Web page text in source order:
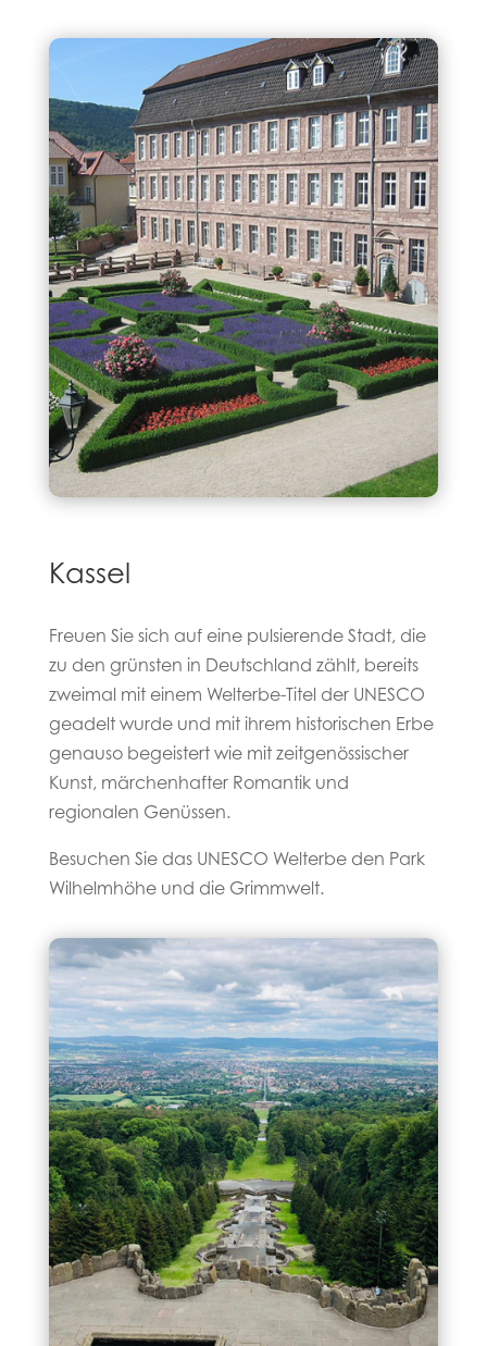
Kassel
Freuen Sie sich auf eine pulsierende Stadt, die
zu den grünsten in Deutschland zählt, bereits
zweimal mit einem Welterbe-Titel der UNESCO
geadelt wurde und mit ihrem historischen Erbe
genauso begeistert wie mit zeitgenössischer
Kunst, märchenhafter Romantik und
regionalen Genüssen.
Besuchen Sie das UNESCO Welterbe den Park
Wilhelmhöhe und die Grimmwelt.